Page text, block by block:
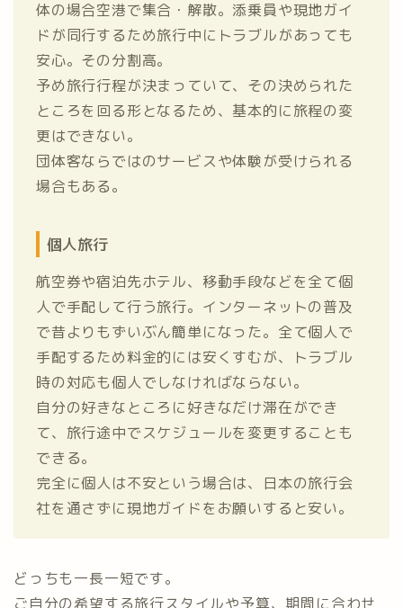
体の場合空港で集合・解散。添乗員や現地ガイ
ドが同行するため旅行中にトラブルがあっても
安心。その分割高。
予め旅行行程が決まっていて、その決められた
ところを回る形となるため、基本的に旅程の変
更はできない。
団体客ならではのサービスや体験が受けられる
場合もある。
個人旅行
航空券や宿泊先ホテル、移動手段などを全て個
人で手配して行う旅行。インターネットの普及
で昔よりもずいぶん簡単になった。全て個人で
手配するため料金的には安くすむが、トラブル
時の対応も個人でしなければならない。
自分の好きなところに好きなだけ滞在ができ
て、旅行途中でスケジュールを変更することも
できる。
完全に個人は不安という場合は、日本の旅行会
社を通さずに現地ガイドをお願いすると安い。
どっちも一長一短です。
ご自分の希望する旅行スタイルや予算、期間に合わせ